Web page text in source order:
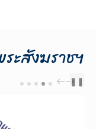
ะสังฆราชฯ
PREVNEXT
❚❚